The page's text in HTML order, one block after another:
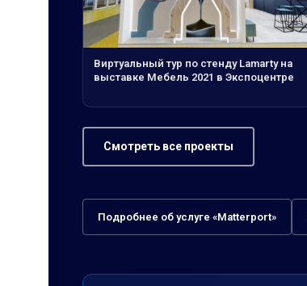
Виртуальный тур по стенду Lamarty на
выставке Мебель 2021 в Экспоцентре
Смотреть все проекты
Подробнее об услуге «Matterport»